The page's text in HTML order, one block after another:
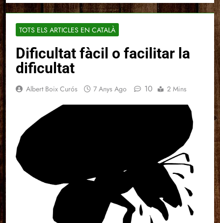
TOTS ELS ARTICLES EN CATALÀ
Dificultat fàcil o facilitar la
dificultat
Albert Boix Curós 7 Anys Ago 10 2 Mins